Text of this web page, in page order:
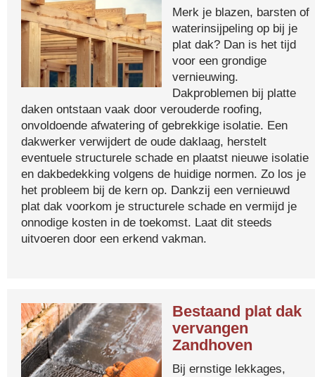
Merk je blazen, barsten of
waterinsijpeling op bij je
plat dak? Dan is het tijd
voor een grondige
vernieuwing.
Dakproblemen bij platte
daken ontstaan vaak door verouderde roofing,
onvoldoende afwatering of gebrekkige isolatie. Een
dakwerker verwijdert de oude daklaag, herstelt
eventuele structurele schade en plaatst nieuwe isolatie
en dakbedekking volgens de huidige normen. Zo los je
het probleem bij de kern op. Dankzij een vernieuwd
plat dak voorkom je structurele schade en vermijd je
onnodige kosten in de toekomst. Laat dit steeds
uitvoeren door een erkend vakman.
Bestaand plat dak
vervangen
Zandhoven
Bij ernstige lekkages,